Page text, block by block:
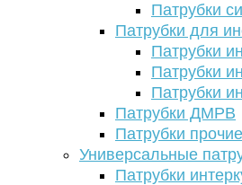
Патрубки
Патрубки для
Патрубки
Патрубки
Патрубки
Патрубки ДМРВ
Патрубки прочие
Универсальные
Патрубки